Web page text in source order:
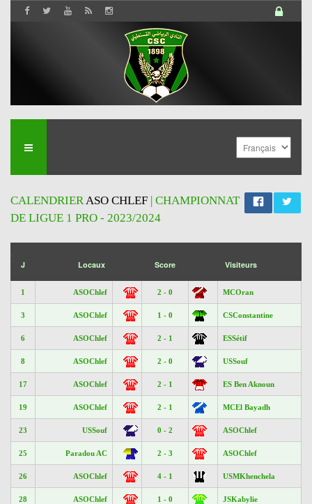
CALENDRIERASO CHLEF | CHAMPIONNAT
DE LIGUE 1 PRO - 2023/2024
J Locaux Score Visiteurs
1 ASOChlef 2 - 0 MCOran
3 ASOChlef 1 - 0 CSConstantine
6 ASOChlef 2 - 1 ESSétif
8 ASOChlef 2 - 0 USSouf
17 ASOChlef 2 - 1 ES Ben Aknoun
19 ASOChlef 2 - 1 MCEl Bayadh
23 USSouf 0 - 2 ASOChlef
25 Paradou AC 2 - 3 ASOChlef
26 ASOChlef 4 - 1 USMKhenchela
28 ASOChlef 1 - 0 JSKabylie